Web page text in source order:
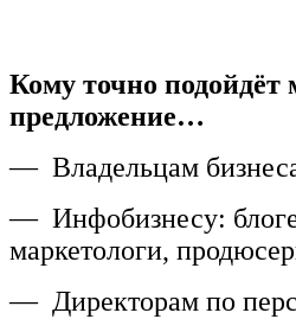
Кому точно подойдёт
предложение…
— Владельцам
— Инфобизнесу:
маркетологи,
— Директорам по